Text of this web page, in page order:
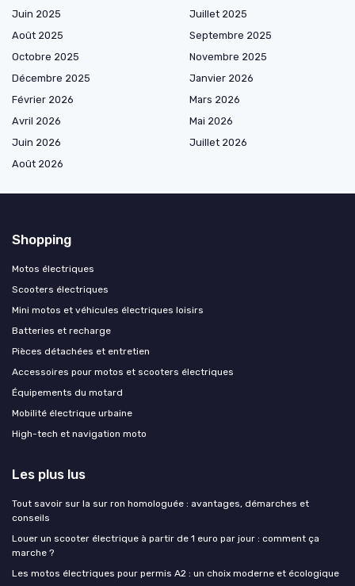
Juin 2025
Juillet 2025
Août 2025
Septembre 2025
Octobre 2025
Novembre 2025
Décembre 2025
Janvier 2026
Février 2026
Mars 2026
Avril 2026
Mai 2026
Juin 2026
Juillet 2026
Août 2026
Shopping
Motos électriques
Scooters électriques
Mini motos et véhicules électriques loisirs
Batteries et recharge
Pièces détachées et entretien
Accessoires pour motos et scooters électriques
Équipements du motard
Mobilité électrique urbaine
High-tech et navigation moto
Les plus lus
Tout savoir sur la sur ron homologuée : avantages, démarches et
conseils
Louer un scooter électrique à partir de 1 euro par jour : comment ça
marche ?
Les motos électriques pour permis A2 : un choix moderne et écologique